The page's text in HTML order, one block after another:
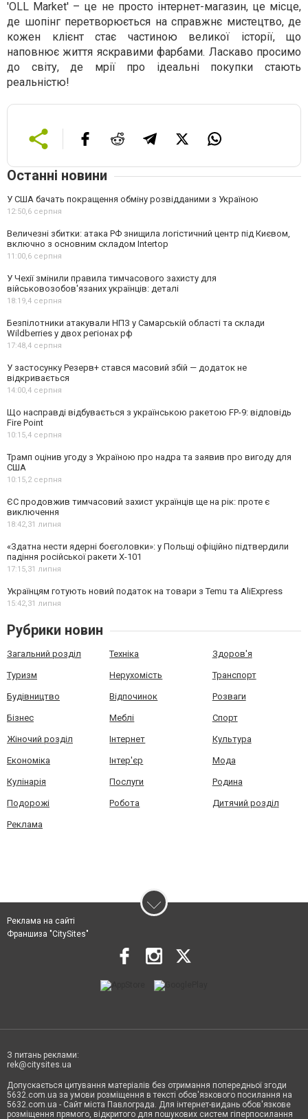
'OLL Market' – це не просто інтернет-магазин, це місце,
де шопінг перетворюється на справжнє мистецтво, де
кожен клієнт стає частиною великої історії, що
наповнює життя яскравими фарбами. Ласкаво просимо
до світу, де мрії про ідеальні покупки стають
реальністю!
Останні новини
У США бачать покращення обміну розвідданими з Україною
12:50,6 серпня
Величезні збитки: атака РФ знищила логістичний центр під Києвом,
включно з основним складом Intertop
11:00,6 серпня
У Чехії змінили правила тимчасового захисту для
військовозобов'язаних українців: деталі
18:19,4 серпня
Безпілотники атакували НПЗ у Самарській області та склади
Wildberries у двох регіонах рф
17:48,4 серпня
У застосунку Резерв+ стався масовий збій — додаток не
відкривається
14:00,4 серпня
Що насправді відбувається з українською ракетою FP-9: відповідь
Fire Point
10:15,4 серпня
Трамп оцінив угоду з Україною про надра та заявив про вигоду для
США
10:15,2 серпня
ЄС продовжив тимчасовий захист українців ще на рік: проте є
виключення
18:42,31 липня
«Здатна нести ядерні боєголовки»: у Польщі офіційно підтвердили
падіння російської ракети Х-101
17:15,31 липня
Українцям готують новий податок на товари з Temu та AliExpress
15:42,31 липня
Рубрики новин
Загальний розділ Техніка Здоров'я
Туризм Нерухомість Транспорт
Будівництво Відпочинок Розваги
Бізнес Меблі Спорт
Жіночий розділ Інтернет Культура
Економіка Інтер'єр Мода
Кулінарія Послуги Родина
Подорожі Робота Дитячий розділ
Реклама
Реклама на сайті
Франшиза "CitySites"
З питань реклами:
rek@citysites.ua
Допускається цитування матеріалів без отримання попередньої згоди
5632.com.ua за умови розміщення в тексті обов'язкового посилання на
5632.com.ua - Сайт міста Павлограда. Для інтернет-видань обов'язкове
розміщення прямого, відкритого для пошукових систем гіперпосилання